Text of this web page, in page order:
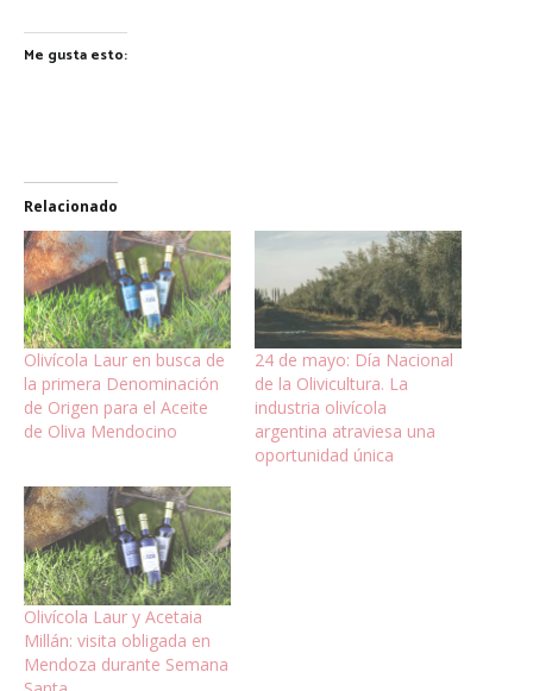
Me gusta esto:
Relacionado
Olivícola Laur en busca de
la primera Denominación
de Origen para el Aceite
de Oliva Mendocino
24 de mayo: Día Nacional
de la Olivicultura. La
industria olivícola
argentina atraviesa una
oportunidad única
Olivícola Laur y Acetaia
Millán: visita obligada en
Mendoza durante Semana